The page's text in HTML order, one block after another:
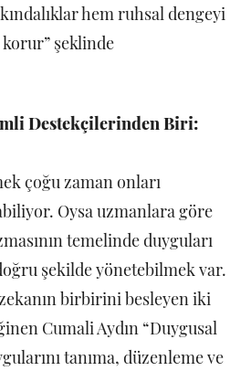
hem ruhsal dengeyi
korur” şeklinde
Destekçilerinden Biri:
çoğu zaman onları
Oysa uzmanlara göre
temelinde duyguları
şekilde yönetebilmek var.
birbirini besleyen iki
Cumali Aydın “Duygusal
tanıma, düzenleme ve